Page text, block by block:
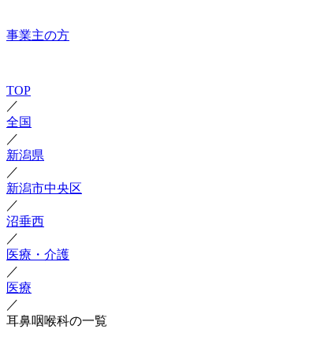
事業主の方
TOP
／
全国
／
新潟県
／
新潟市中央区
／
沼垂西
／
医療・介護
／
医療
／
耳鼻咽喉科の一覧